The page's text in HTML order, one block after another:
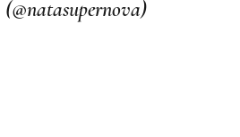
(@natasupernova)